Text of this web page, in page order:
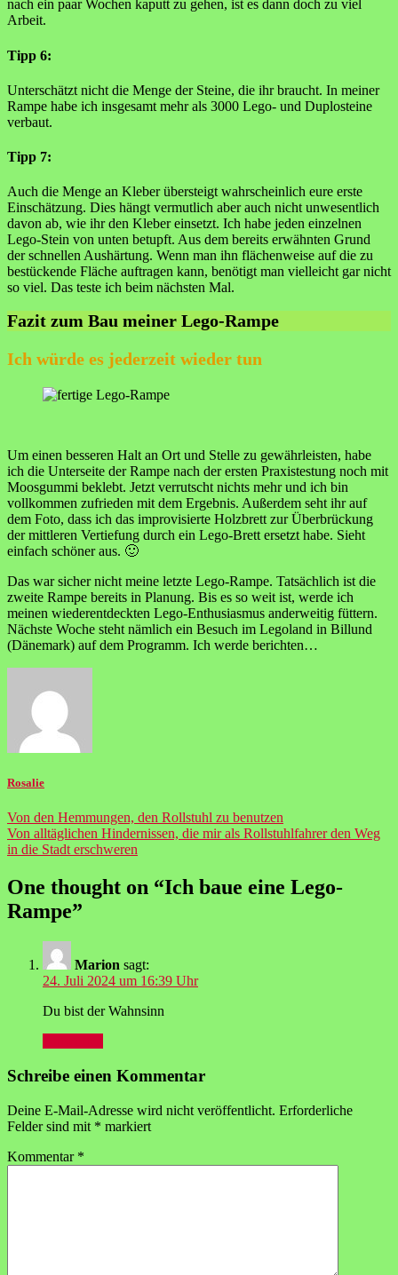
nach ein paar Wochen kaputt zu gehen, ist es dann doch zu viel
Arbeit.
Tipp 6:
Unterschätzt nicht die Menge der Steine, die ihr braucht. In meiner
Rampe habe ich insgesamt mehr als 3000 Lego- und Duplosteine
verbaut.
Tipp 7:
Auch die Menge an Kleber übersteigt wahrscheinlich eure erste
Einschätzung. Dies hängt vermutlich aber auch nicht unwesentlich
davon ab, wie ihr den Kleber einsetzt. Ich habe jeden einzelnen
Lego-Stein von unten betupft. Aus dem bereits erwähnten Grund
der schnellen Aushärtung. Wenn man ihn flächenweise auf die zu
bestückende Fläche auftragen kann, benötigt man vielleicht gar nicht
so viel. Das teste ich beim nächsten Mal.
Fazit zum Bau meiner Lego-Rampe
Ich würde es jederzeit wieder tun
Um einen besseren Halt an Ort und Stelle zu gewährleisten, habe
ich die Unterseite der Rampe nach der ersten Praxistestung noch mit
Moosgummi beklebt. Jetzt verrutscht nichts mehr und ich bin
vollkommen zufrieden mit dem Ergebnis. Außerdem seht ihr auf
dem Foto, dass ich das improvisierte Holzbrett zur Überbrückung
der mittleren Vertiefung durch ein Lego-Brett ersetzt habe. Sieht
einfach schöner aus. 🙂
Das war sicher nicht meine letzte Lego-Rampe. Tatsächlich ist die
zweite Rampe bereits in Planung. Bis es so weit ist, werde ich
meinen wiederentdeckten Lego-Enthusiasmus anderweitig füttern.
Nächste Woche steht nämlich ein Besuch im Legoland in Billund
(Dänemark) auf dem Programm. Ich werde berichten…
Rosalie
Beitragsnavigation
Von den Hemmungen, den Rollstuhl zu benutzen
Von alltäglichen Hindernissen, die mir als Rollstuhlfahrer den Weg
in die Stadt erschweren
One thought on “Ich baue eine Lego-
Rampe”
Marion sagt:
24. Juli 2024 um 16:39 Uhr
Du bist der Wahnsinn
Schreibe einen Kommentar
Deine E-Mail-Adresse wird nicht veröffentlicht. Erforderliche
Felder sind mit * markiert
Kommentar *